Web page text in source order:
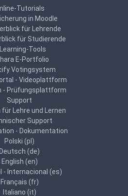
Tutorials
in Moodle
für Lehrende
für Studierende
Tools
E-Portfolio
Votingsystem
- Videoplattform
- Prüfungsplattform
Support
Lehre und Lernen
Support
- Dokumentation
Polski ‎(pl)‎
Deutsch ‎(de)‎
English ‎(en)‎
- Internacional ‎(es)‎
Français ‎(fr)‎
Italiano ‎(it)‎